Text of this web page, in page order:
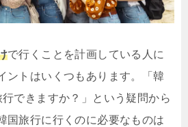
で行くことを計画している人に
ントはいくつもあります。「韓
できますか？」という疑問から
国旅行に行くのに必要なものは